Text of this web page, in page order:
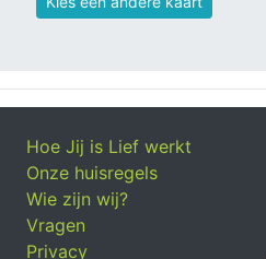
Hoe Jij is Lief werkt
Onze huisregels
Wie zijn wij?
Vragen
Privacy